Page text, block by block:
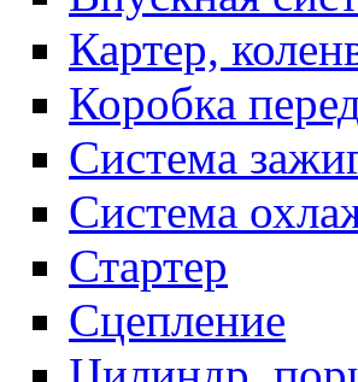
Картер,
Коробка
Система
Система
Стартер
Сцепление